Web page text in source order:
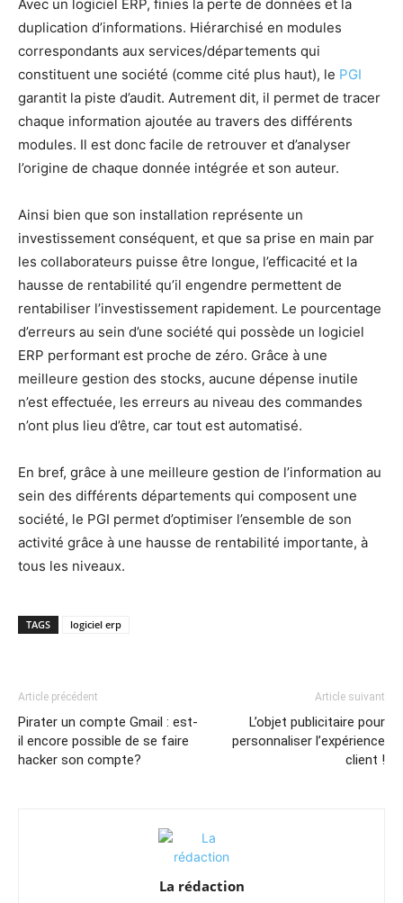
Avec un logiciel ERP, finies la perte de données et la
duplication d’informations. Hiérarchisé en modules
correspondants aux services/départements qui
constituent une société (comme cité plus haut), le PGI
garantit la piste d’audit. Autrement dit, il permet de tracer
chaque information ajoutée au travers des différents
modules. Il est donc facile de retrouver et d’analyser
l’origine de chaque donnée intégrée et son auteur.
Ainsi bien que son installation représente un
investissement conséquent, et que sa prise en main par
les collaborateurs puisse être longue, l’efficacité et la
hausse de rentabilité qu’il engendre permettent de
rentabiliser l’investissement rapidement. Le pourcentage
d’erreurs au sein d’une société qui possède un logiciel
ERP performant est proche de zéro. Grâce à une
meilleure gestion des stocks, aucune dépense inutile
n’est effectuée, les erreurs au niveau des commandes
n’ont plus lieu d’être, car tout est automatisé.
En bref, grâce à une meilleure gestion de l’information au
sein des différents départements qui composent une
société, le PGI permet d’optimiser l’ensemble de son
activité grâce à une hausse de rentabilité importante, à
tous les niveaux.
TAGS logiciel erp
Article précédent
Pirater un compte Gmail : est-
il encore possible de se faire
hacker son compte?
Article suivant
L’objet publicitaire pour
personnaliser l’expérience
client !
La rédaction